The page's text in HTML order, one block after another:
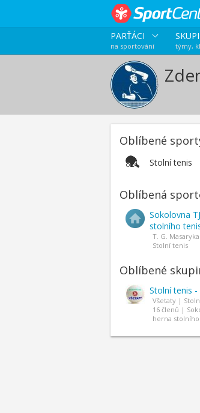
PARŤÁCI
na sportování týmy,
Oblíbené
Stolní tenis
Oblíbená
Sokolovna
stolního
T. G.
Stolní tenis
Oblíbené
Stolní tenis -
Všetaty |
16 členů |
herna